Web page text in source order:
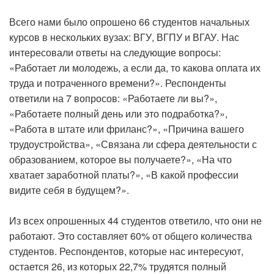
Всего нами было опрошено 66 студентов начальных
курсов в нескольких вузах: ВГУ, ВГПУ и ВГАУ. Нас
интересовали ответы на следующие вопросы:
«Работает ли молодежь, а если да, то какова оплата их
труда и потраченного времени?». Респонденты
ответили на 7 вопросов: «Работаете ли вы?»,
«Работаете полный день или это подработка?»,
«Работа в штате или фриланс?», «Причина вашего
трудоустройства», «Связана ли сфера деятельности с
образованием, которое вы получаете?», «На что
хватает заработной платы?», «В какой профессии
видите себя в будущем?».
Из всех опрошенных 44 студентов ответило, что они не
работают. Это составляет 60% от общего количества
студентов. Респондентов, которые нас интересуют,
остается 26, из которых 22,7% трудятся полный